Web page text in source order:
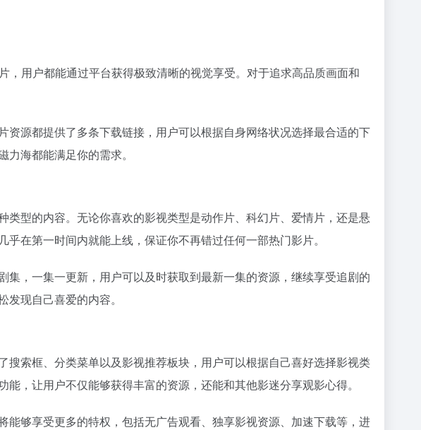
用户都能通过平台获得极致清晰的视觉享受。对于追求高品质画面和
源都提供了多条下载链接，用户可以根据自身网络状况选择最合适的下
海都能满足你的需求。
型的内容。无论你喜欢的影视类型是动作片、科幻片、爱情片，还是悬
在第一时间内就能上线，保证你不再错过任何一部热门影片。
，一集一更新，用户可以及时获取到最新一集的资源，继续享受追剧的
现自己喜爱的内容。
索框、分类菜单以及影视推荐板块，用户可以根据自己喜好选择影视类
，让用户不仅能够获得丰富的资源，还能和其他影迷分享观影心得。
够享受更多的特权，包括无广告观看、独享影视资源、加速下载等，进